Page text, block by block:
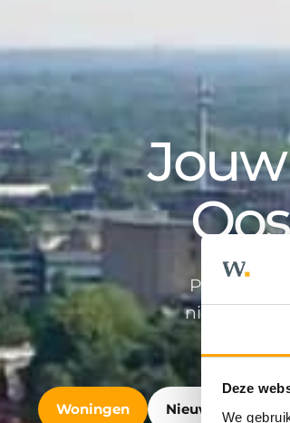
Deze
We
Woningen Nieuwbouw